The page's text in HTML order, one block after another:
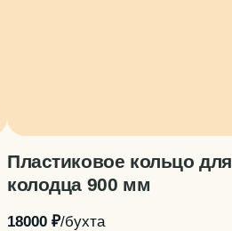
Пластиковое кольцо для
колодца 900 мм
18000 ₽/бухта